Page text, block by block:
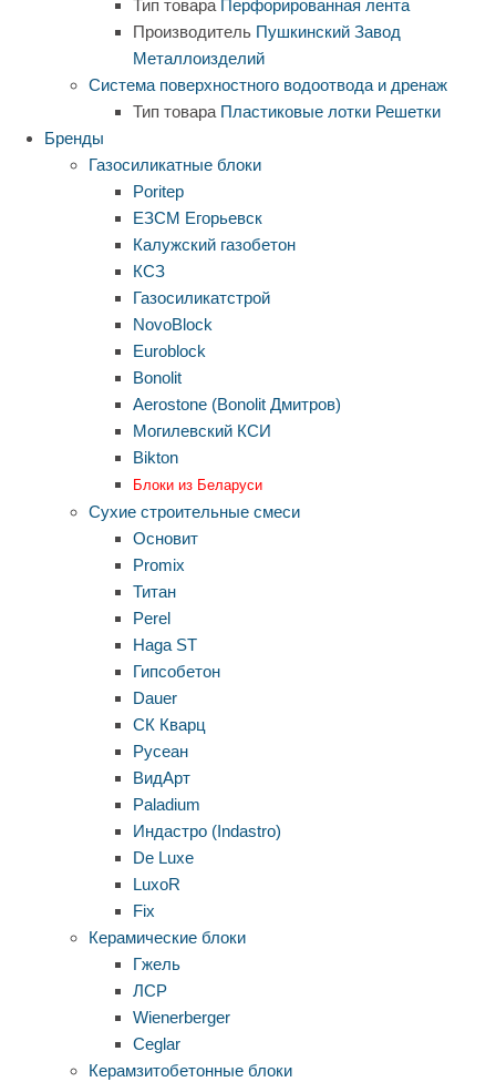
Тип товара Перфорированная лента
Производитель Пушкинский Завод
Металлоизделий
Система поверхностного водоотвода и дренаж
Тип товара Пластиковые лотки Решетки
Бренды
Газосиликатные блоки
Poritep
ЕЗСМ Егорьевск
Калужский газобетон
КСЗ
Газосиликатстрой
NovoBlock
Euroblock
Bonolit
Aerostone (Bonolit Дмитров)
Могилевский КСИ
Bikton
Блоки из Беларуси
Сухие строительные смеси
Основит
Promix
Титан
Perel
Haga ST
Гипсобетон
Dauer
СК Кварц
Русеан
ВидАрт
Paladium
Индастро (Indastro)
De Luxe
LuxoR
Fix
Керамические блоки
Гжель
ЛСР
Wienerberger
Ceglar
Керамзитобетонные блоки